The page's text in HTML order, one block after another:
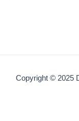
Copyright © 2025